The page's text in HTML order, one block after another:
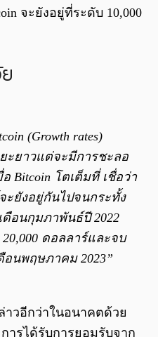
จะยังอยู่ที่ระดับ 10,000
(Growth rates)
ะยาวแต่จะมีการชะลอ
Bitcoin โตเต็มที่ เชื่อว่า
ะยังอยู่กันไปจนกระทั้ง
ดือนกุมภาพันธ์ปี 2022
ดอลลาร์และจบ
อนพฤษภาคม 2023”
าวอีกว่าในอนาคตด้วย
ารได้รับการยอมรับจาก